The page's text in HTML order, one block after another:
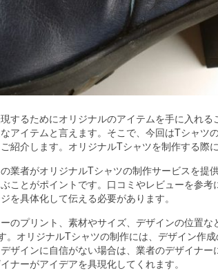
するためにオリジナルのアイテムを手に入れる
アイテムと言えます。そこで、今回はTシャツ
紹介します。オリジナルTシャツを制作する際
業者がオリジナルTシャツの制作サービスを提
ことがポイントです。口コミやレビューを参
を具体化して伝える必要があります。
のプリント、素材やサイズ、デザインの位置
。オリジナルTシャツの制作には、デザイン作
ザインに自信がない場合は、業者のデザイナ
ナーがアイデアを具現化してくれます。